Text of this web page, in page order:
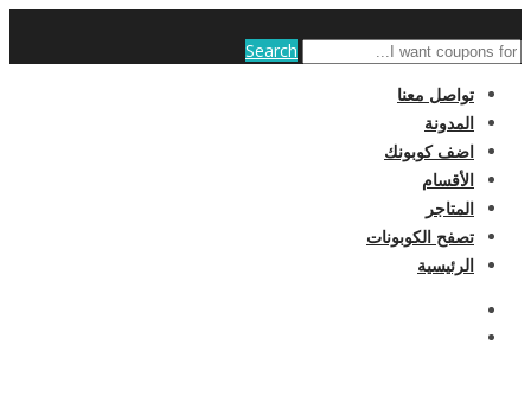
Search
تواصل معنا
المدونة
اضف كوبونك
الأقسام
المتاجر
تصفح الكوبونات
الرئيسية